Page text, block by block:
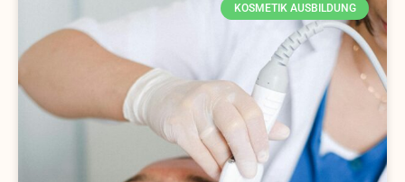
KOSMETIK AUSBILDUNG